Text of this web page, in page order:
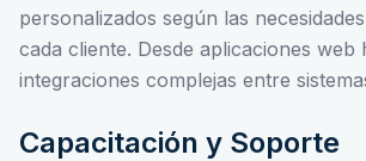
personalizados según las
cada cliente. Desde aplicaciones web
integraciones complejas entre
Capacitación y Soporte